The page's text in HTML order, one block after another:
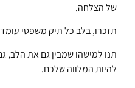
של הצלחה.
תזכרו, בלב כל תיק משפטי
תנו למישהו שמבין גם את הלב,
להיות המלווה שלכם.